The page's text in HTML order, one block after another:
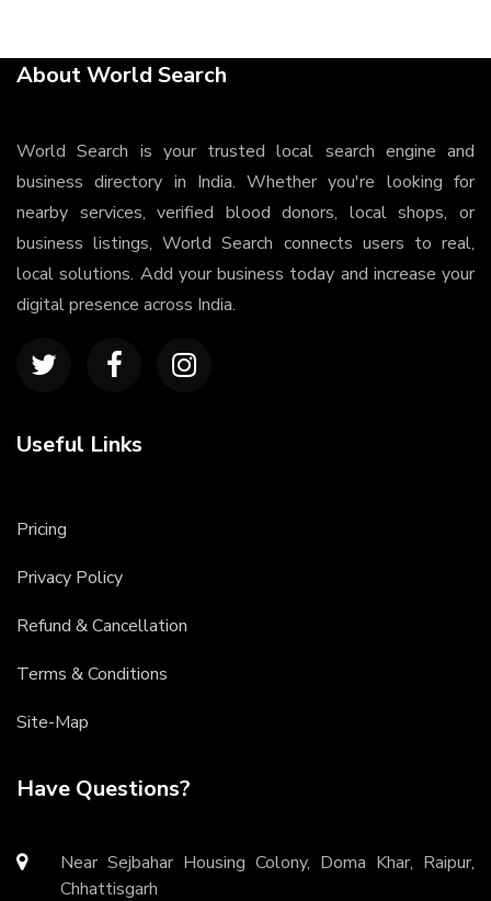
About World Search
World Search is your trusted local search engine and
business directory in India. Whether you're looking for
nearby services, verified blood donors, local shops, or
business listings, World Search connects users to real,
local solutions. Add your business today and increase your
digital presence across India.
Useful Links
Pricing
Privacy Policy
Refund & Cancellation
Terms & Conditions
Site-Map
Have Questions?
Near Sejbahar Housing Colony, Doma Khar, Raipur,
Chhattisgarh